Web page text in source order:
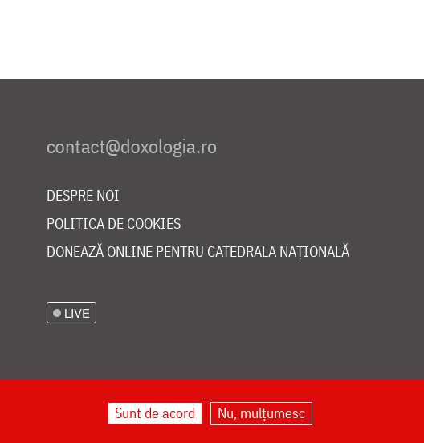
DESPRE NOI
POLITICA DE COOKIES
DONEAZĂ ONLINE PENTRU CATEDRALA NAȚIONALĂ
LIVE
Sunt de acord Nu, mulțumesc